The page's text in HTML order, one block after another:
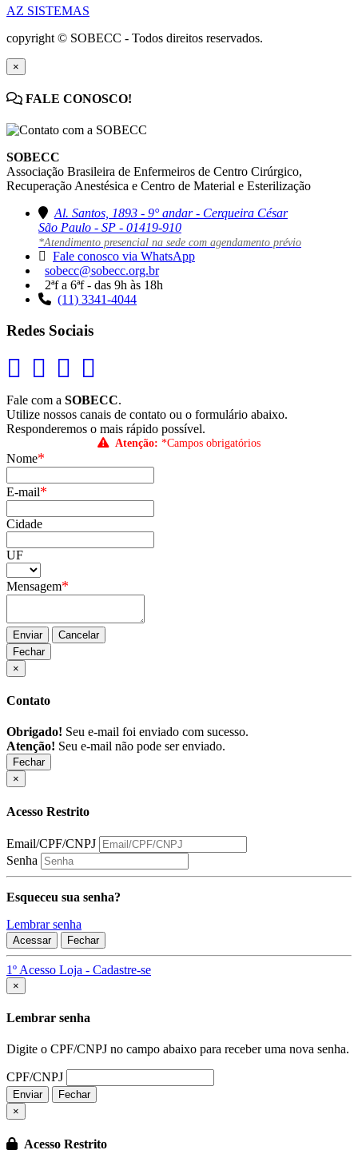
AZ SISTEMAS
copyright © SOBECC - Todos direitos reservados.
×
FALE CONOSCO!
SOBECC
Associação Brasileira de Enfermeiros de Centro Cirúrgico,
Recuperação Anestésica e Centro de Material e Esterilização
Al. Santos, 1893 - 9° andar - Cerqueira César
São Paulo - SP - 01419-910
*Atendimento presencial na sede com agendamento prévio
Fale conosco via WhatsApp
sobecc@sobecc.org.br
2ªf a 6ªf - das 9h às 18h
(11) 3341-4044
Redes Sociais
Fale com a SOBECC.
Utilize nossos canais de contato ou o formulário abaixo.
Responderemos o mais rápido possível.
Atenção: *Campos obrigatórios
Nome*
E-mail*
Cidade
UF
Mensagem*
Enviar
Cancelar
Fechar
×
Contato
Obrigado! Seu e-mail foi enviado com sucesso.
Atenção! Seu e-mail não pode ser enviado.
Fechar
×
Acesso Restrito
Email/CPF/CNPJ
Senha
Esqueceu sua senha?
Lembrar senha
Acessar Fechar
1º Acesso Loja - Cadastre-se
×
Lembrar senha
Digite o CPF/CNPJ no campo abaixo para receber uma nova senha.
CPF/CNPJ
Enviar
Fechar
×
Acesso Restrito